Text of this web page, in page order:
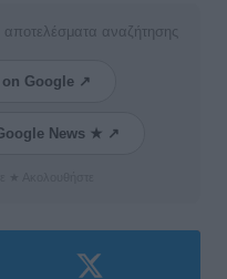
αναζήτησης
Google ↗
News ★ ↗